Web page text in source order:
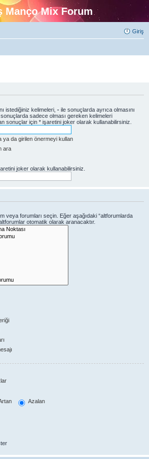
Manço Mix Forum
Giriş
istediğiniz kelimeleri, - ile sonuçlarda ayrıca olmasını
sonuçlarda sadece olması gereken kelimeleri
sonuçlar için * işaretini joker olarak kullanabilirsiniz.
ya da girilen önermeyi kullan
ara
joker olarak kullanabilirsiniz.
veya forumları seçin. Eğer aşağıdaki “altforumlarda
otomatik olarak aranacaktır.
Azalan